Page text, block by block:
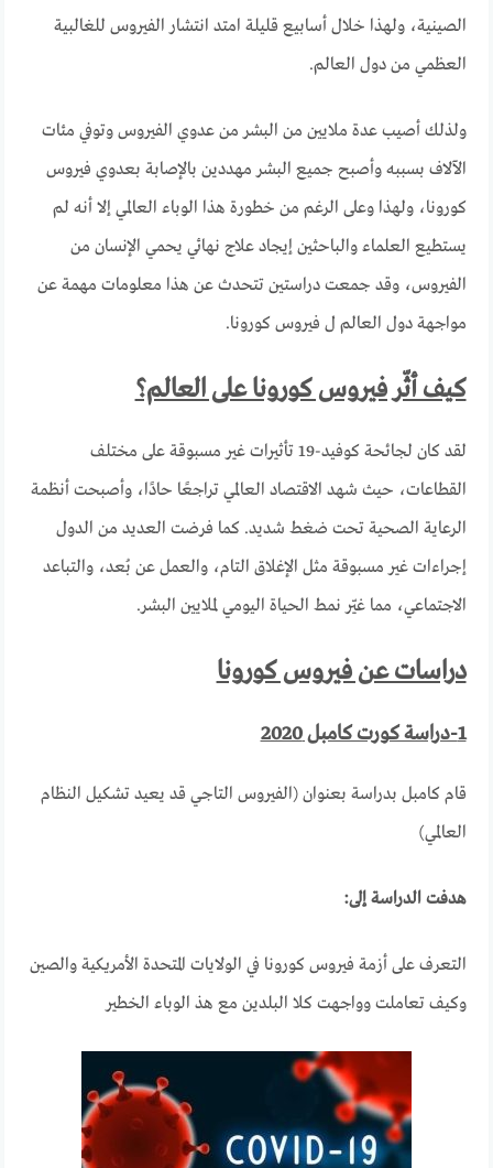
الصينية، ولهذا خلال أسابيع قليلة امتد انتشار الفيروس للغالبية
العظمي من دول العالم.
ولذلك أصيب عدة ملايين من البشر من عدوي الفيروس وتوفي مئات
الآلاف بسببه وأصبح جميع البشر مهددين بالإصابة بعدوي فيروس
كورونا، ولهذا وعلى الرغم من خطورة هذا الوباء العالمي إلا أنه لم
يستطيع العلماء والباحثين إيجاد علاج نهائي يحمي الإنسان من
الفيروس، وقد جمعت دراستين تتحدث عن هذا معلومات مهمة عن
مواجهة دول العالم ل فيروس كورونا.
كيف أثّر فيروس كورونا على العالم؟
لقد كان لجائحة كوفيد-19 تأثيرات غير مسبوقة على مختلف
القطاعات، حيث شهد الاقتصاد العالمي تراجعًا حادًا، وأصبحت أنظمة
الرعاية الصحية تحت ضغط شديد. كما فرضت العديد من الدول
إجراءات غير مسبوقة مثل الإغلاق التام، والعمل عن بُعد، والتباعد
الاجتماعي، مما غيّر نمط الحياة اليومي لملايين البشر.
دراسات عن فيروس كورونا
1-دراسة كورت كامبل 2020
قام كامبل بدراسة بعنوان (الفيروس التاجي قد يعيد تشكيل النظام
العالمي)
هدفت الدراسة إلى:
التعرف على أزمة فيروس كورونا في الولايات المتحدة الأمريكية والصين
وكيف تعاملت وواجهت كلا البلدين مع هذ الوباء الخطير